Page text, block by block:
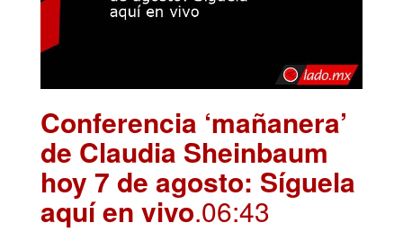
Conferencia ‘mañanera’
de Claudia Sheinbaum
hoy 7 de agosto: Síguela
aquí en vivo.06:43